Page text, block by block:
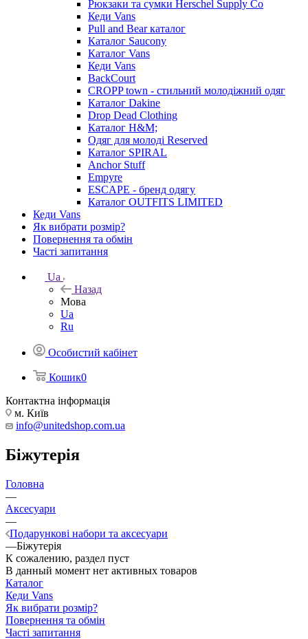
Рюкзаки та сумки Herschel Supply Co
Кеди Vans
Pull and Bear каталог
Каталог Saucony
Каталог Vans
Кеди Vans
BackCourt
CROPP town - стильний молодіжний одяг
Каталог Dakine
Drop Dead Clothing
Каталог H&M;
Одяг для молоді Reserved
Каталог SPIRAL
Anchor Stuff
Empyre
ESCAPE - бренд одягу
Каталог OUTFITS LIMITED
Кеди Vans
Як вибрати розмір?
Повернення та обмін
Часті запитання
Ua
Назад
Мова
Ua
Ru
Особистий кабінет
Кошик0
Контактна інформація
м. Київ
info@unitedshop.com.ua
Біжутерія
Головна
—
Аксесуари
—
Подарункові набори та аксесуари
—Біжутерія
К сожалению, раздел пуст
В данный момент нет активных товаров
Каталог
Кеди Vans
Як вибрати розмір?
Повернення та обмін
Часті запитання